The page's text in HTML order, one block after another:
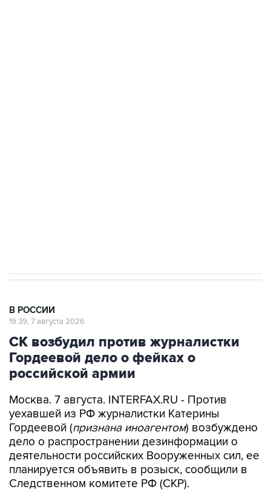
В РОССИИ
19:39, 7 августа 2026
СК возбудил против журналистки
Гордеевой дело о фейках о
российской армии
Москва. 7 августа. INTERFAX.RU - Против
уехавшей из РФ журналистки Катерины
Гордеевой (признана иноагентом) возбуждено
дело о распространении дезинформации о
деятельности российских Вооруженных сил, ее
планируется объявить в розыск, сообщили в
Следственном комитете РФ (СКР).